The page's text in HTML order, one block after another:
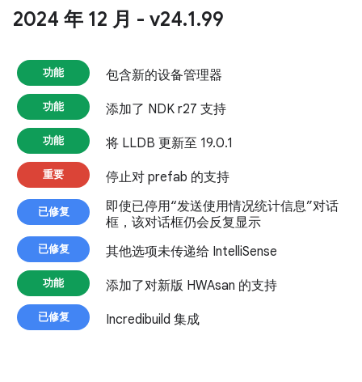
2024 年 12 月 - v24.1.99
功能 包含新的设备管理器
功能 添加了 NDK r27 支持
功能 将 LLDB 更新至 19.0.1
重要 停止对 prefab 的支持
已修复
即使已停用“发送使用情况统计信息”对话
框，该对话框仍会反复显示
已修复 其他选项未传递给 IntelliSense
功能 添加了对新版 HWAsan 的支持
已修复 Incredibuild 集成